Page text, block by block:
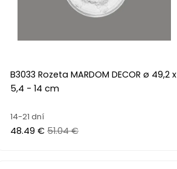
B3033 Rozeta MARDOM DECOR ø 49,2 x
5,4 - 14 cm
14-21 dní
48.49 € 51.04 €